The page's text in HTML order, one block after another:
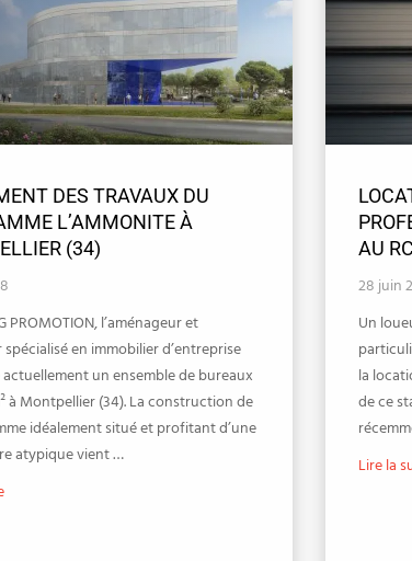
DES TRAVAUX DU
L’AMMONITE À
(34)
PROMOTION, l’aménageur et
en immobilier d’entreprise
un ensemble de bureaux
à Montpellier (34). La construction de
idéalement situé et profitant d’une
atypique vient …
AU
28 juin
Un
la
de ce
Lire la